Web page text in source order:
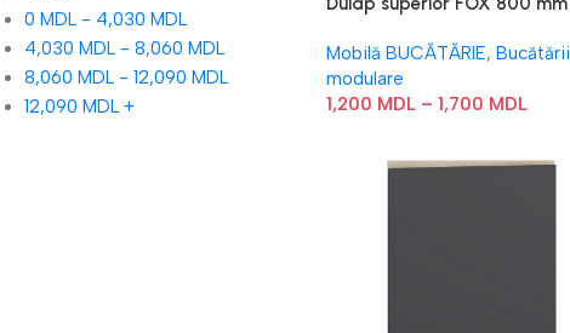
0 MDL - 4,030 MDL
4,030 MDL - 8,060 MDL
8,060 MDL - 12,090 MDL
12,090 MDL +
Mobilă BUCĂTĂRIE, Bucătării
modulare
1,200 MDL – 1,700 MDL